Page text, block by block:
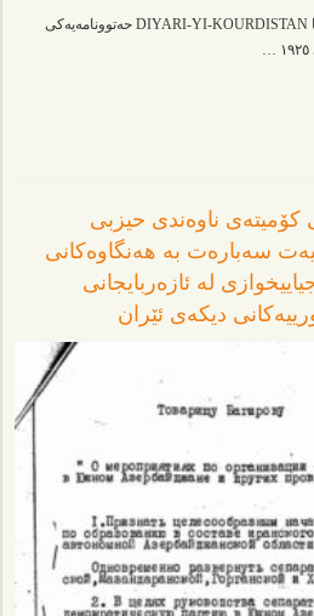
دیاریی کوردستان (هدیة کوردستان) یا DIYARI-YI-KOURDISTAN حەتوونامەیەکی
ناوەندی حیزبی
سەبارەت بە هەنگاوەکانی
لە ئازەربایجانی
دیکەی ئێران